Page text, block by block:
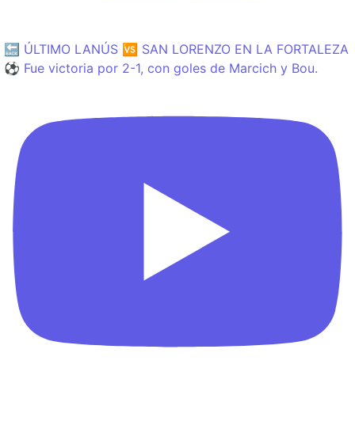
🔙 ÚLTIMO LANÚS 🆚 SAN LORENZO EN LA FORTALEZA
⚽️ Fue victoria por 2-1, con goles de Marcich y Bou.